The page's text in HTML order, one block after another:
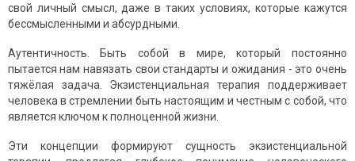
свой личный смысл, даже в таких условиях, которые кажутся
бессмысленными и абсурдными.
Аутентичность. Быть собой в мире, который постоянно
пытается нам навязать свои стандарты и ожидания - это очень
тяжёлая задача. Экзистенциальная терапия поддерживает
человека в стремлении быть настоящим и честным с собой, что
является ключом к полноценной жизни.
Эти концепции формируют сущность экзистенциальной